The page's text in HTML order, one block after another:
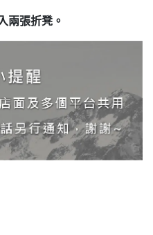
兩張折凳。